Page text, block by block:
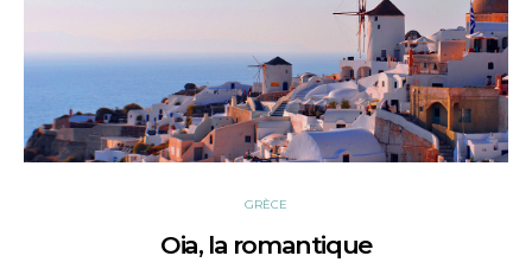
GRÈCE
Oia, la romantique